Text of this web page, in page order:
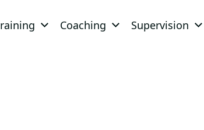
Coaching Supervision